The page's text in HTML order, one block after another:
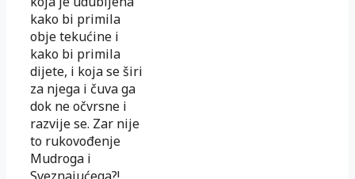
kako bi primila
obje tekućine i
kako bi primila
dijete, i koja se širi
za njega i čuva ga
dok ne očvrsne i
razvije se. Zar nije
to rukovođenje
Mudroga i